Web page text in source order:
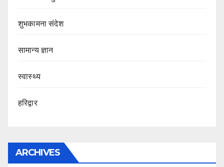
शुभकामना संदेश
सामान्य ज्ञान
स्वास्थ्य
हरिद्वार
ARCHIVES